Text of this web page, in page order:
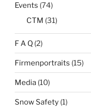
Events (74)
CTM (31)
F A Q (2)
Firmenportraits (15)
Media (10)
Snow Safety (1)